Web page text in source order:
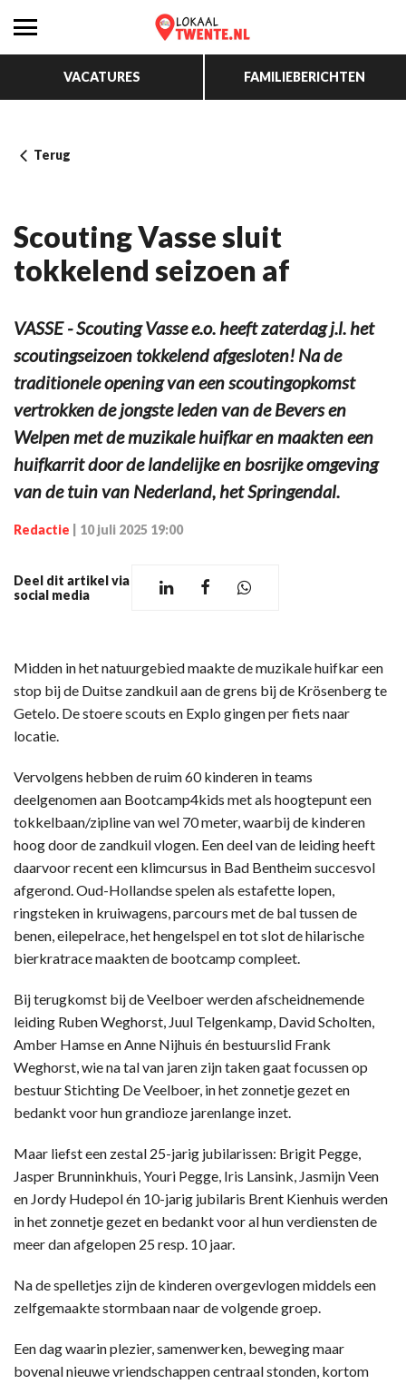
VACATURES FAMILIEBERICHTEN
Terug
Scouting Vasse sluit
tokkelend seizoen af
VASSE - Scouting Vasse e.o. heeft zaterdag j.l. het
scoutingseizoen tokkelend afgesloten! Na de
traditionele opening van een scoutingopkomst
vertrokken de jongste leden van de Bevers en
Welpen met de muzikale huifkar en maakten een
huifkarrit door de landelijke en bosrijke omgeving
van de tuin van Nederland, het Springendal.
Redactie 10 juli 2025 19:00
Deel dit artikel via
social media
Midden in het natuurgebied maakte de muzikale huifkar een
stop bij de Duitse zandkuil aan de grens bij de Krösenberg te
Getelo. De stoere scouts en Explo gingen per fiets naar
locatie.
Vervolgens hebben de ruim 60 kinderen in teams
deelgenomen aan Bootcamp4kids met als hoogtepunt een
tokkelbaan/zipline van wel 70 meter, waarbij de kinderen
hoog door de zandkuil vlogen. Een deel van de leiding heeft
daarvoor recent een klimcursus in Bad Bentheim succesvol
afgerond. Oud-Hollandse spelen als estafette lopen,
ringsteken in kruiwagens, parcours met de bal tussen de
benen, eilepelrace, het hengelspel en tot slot de hilarische
bierkratrace maakten de bootcamp compleet.
Bij terugkomst bij de Veelboer werden afscheidnemende
leiding Ruben Weghorst, Juul Telgenkamp, David Scholten,
Amber Hamse en Anne Nijhuis én bestuurslid Frank
Weghorst, wie na tal van jaren zijn taken gaat focussen op
bestuur Stichting De Veelboer, in het zonnetje gezet en
bedankt voor hun grandioze jarenlange inzet.
Maar liefst een zestal 25-jarig jubilarissen: Brigit Pegge,
Jasper Brunninkhuis, Youri Pegge, Iris Lansink, Jasmijn Veen
en Jordy Hudepol én 10-jarig jubilaris Brent Kienhuis werden
in het zonnetje gezet en bedankt voor al hun verdiensten de
meer dan afgelopen 25 resp. 10 jaar.
Na de spelletjes zijn de kinderen overgevlogen middels een
zelfgemaakte stormbaan naar de volgende groep.
Een dag waarin plezier, samenwerken, beweging maar
bovenal nieuwe vriendschappen centraal stonden, kortom